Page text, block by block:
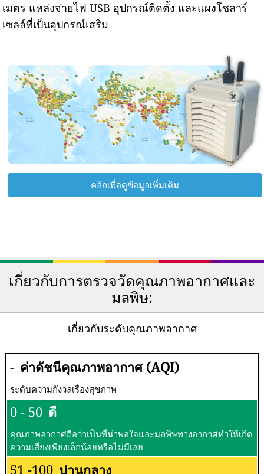
เมตร แหล่งจ่ายไฟ USB อุปกรณ์ติดตั้ง และแผงโซลาร์
เซลล์ที่เป็นอุปกรณ์เสริม
คลิกเพื่อดูข้อมูลเพิ่มเติม
เกี่ยวกับการตรวจวัดคุณภาพอากาศและ
มลพิษ:
เกี่ยวกับระดับคุณภาพอากาศ
- ค่าดัชนีคุณภาพอากาศ (AQI)
ระดับความกังวลเรื่องสุขภาพ
0 - 50 ดี
คุณภาพอากาศถือว่าเป็นที่น่าพอใจและมลพิษทางอากาศทำให้เกิด
ความเสี่ยงเพียงเล็กน้อยหรือไม่มีเลย
51 -100 ปานกลาง